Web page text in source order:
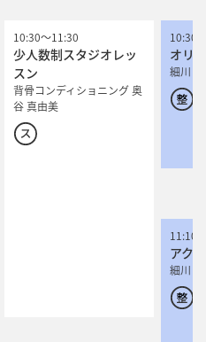
10:30～11:30
少人数制スタジオレッ
スン
背骨コンディショニング 奥
谷 真由美
10:30
オリ
細川
10:30～11:30
少人数制スタジオレッ
スン
背骨コンディショニング 奥
谷 真由美
11:10
アク
細川